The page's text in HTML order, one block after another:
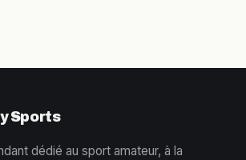
Sports
dédié au sport amateur, à la